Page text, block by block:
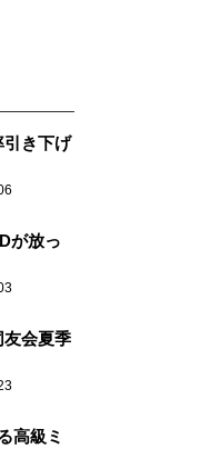
引き下げ
が放っ
会夏季
高級ミ